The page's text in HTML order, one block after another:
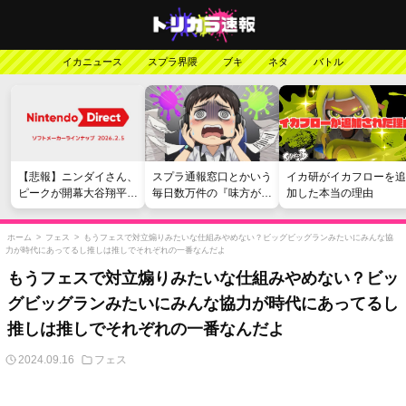
イカニュース スプラ界隈 ブキ ネタ バトル
【悲報】ニンダイさん、
ピークが開幕大谷翔平の
がっかりダイレクトだっ
たと言われてしまう
スプラ通報窓口とかいう
毎日数万件の『味方が弱
い』愚痴を読まされる苦
行
イカ研がイカフローを追
加した本当の理由
ホーム > フェス >
もうフェスで対立煽りみたいな仕組みやめない？ビッグビッグランみたいにみんな協
力が時代にあってるし推しは推しでそれぞれの一番なんだよ
もうフェスで対立煽りみたいな仕組みやめない？ビッ
グビッグランみたいにみんな協力が時代にあってるし
推しは推しでそれぞれの一番なんだよ
2024.09.16 フェス